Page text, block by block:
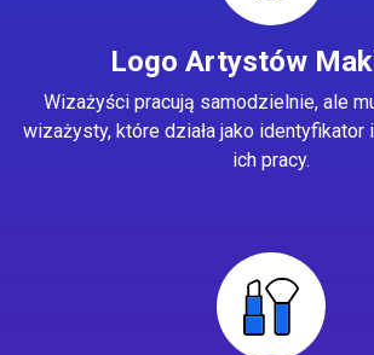
Logo Artystów
Wizażyści pracują samodzielnie, ale
wizażysty, które działa jako identyfikator
ich pracy.